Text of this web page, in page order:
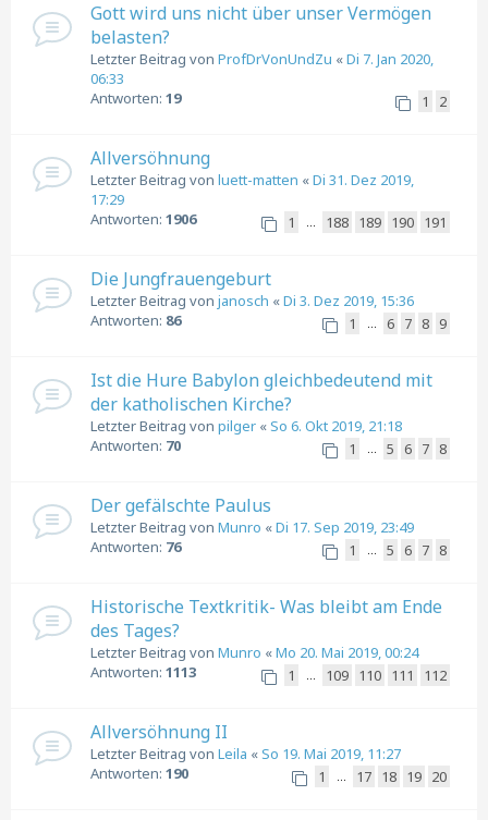
Gott wird uns nicht über unser Vermögen
belasten?
Letzter Beitrag von ProfDrVonUndZu «Di 7. Jan 2020,
06:33
Antworten: 19 1 2
Allversöhnung
Letzter Beitrag von luett-matten «Di 31. Dez 2019,
17:29
Antworten: 1906 1 … 188 189 190 191
Die Jungfrauengeburt
Letzter Beitrag von janosch «Di 3. Dez 2019, 15:36
Antworten: 86 1 … 6 7 8 9
Ist die Hure Babylon gleichbedeutend mit
der katholischen Kirche?
Letzter Beitrag von pilger «So 6. Okt 2019, 21:18
Antworten: 70 1 … 5 6 7 8
Der gefälschte Paulus
Letzter Beitrag von Munro «Di 17. Sep 2019, 23:49
Antworten: 76 1 … 5 6 7 8
Historische Textkritik- Was bleibt am Ende
des Tages?
Letzter Beitrag von Munro «Mo 20. Mai 2019, 00:24
Antworten: 1113 1 … 109 110 111 112
Allversöhnung II
Letzter Beitrag von Leila «So 19. Mai 2019, 11:27
Antworten: 190 1 … 17 18 19 20